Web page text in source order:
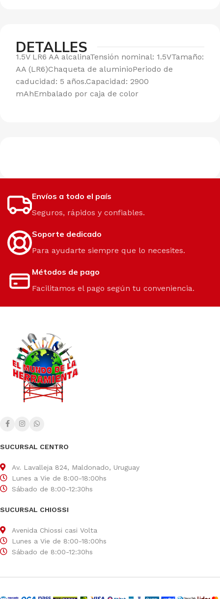
DETALLES
1.5V LR6 AA alcalinaTensión nominal: 1.5VTamaño:
AA (LR6)Chaqueta de aluminioPeriodo de
caducidad: 5 años.Capacidad: 2900
mAhEmbalado por caja de color
Envíos a todo el país
Seguros, rápidos y confiables.
Soporte dedicado
Para ayudarte siempre que lo necesites.
Métodos de pago
Facilitamos el pago según tu conveniencia.
SUCURSAL CENTRO
Av. Lavalleja 824, Maldonado, Uruguay
Lunes a Vie de 8:00-18:00hs
Sábado de 8:00-12:30hs
SUCURSAL CHIOSSI
Avenida Chiossi casi Volta
Lunes a Vie de 8:00-18:00hs
Sábado de 8:00-12:30hs